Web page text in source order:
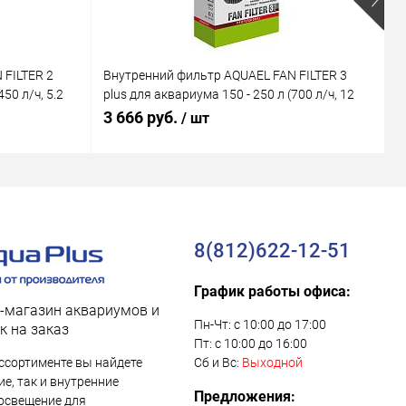
2
л/ч, 5.2
Внутренний фильтр AQUAEL FAN FILTER 3
plus для аквариума 150 - 250 л (700 л/ч, 12
Вт)
3 666 руб. / шт
магазин аквариумов и
на заказ
вы найдете
так и внутренние
для
8(812)622-12-51
График работы офиса:
Пн-Чт: с 10:00 до 17:00
Пт: с 10:00 до 16:00
Сб и Вс: Выходной
Предложения: